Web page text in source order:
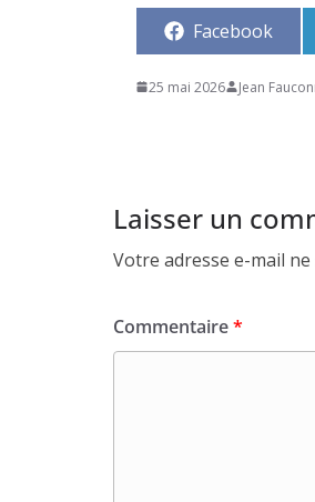
Share
Facebook
25 mai 2026 Jean
Laisser un
Votre adresse e-mail
Commentaire*